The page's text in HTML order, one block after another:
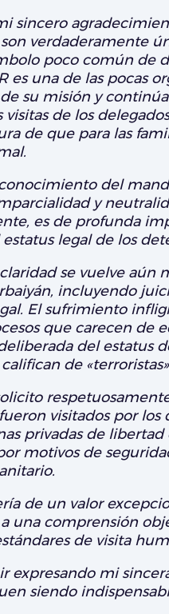
sincero
verdaderamente
poco común de
es una de las pocas
su misión y
de los
de que para las
del
y
es de profunda
legal de los
se vuelve
incluyendo
El sufrimiento
que carecen de
del estatus
de
visitados por los
privadas de
motivos de
de un valor
una comprensión
de visita
expresando mi
siendo